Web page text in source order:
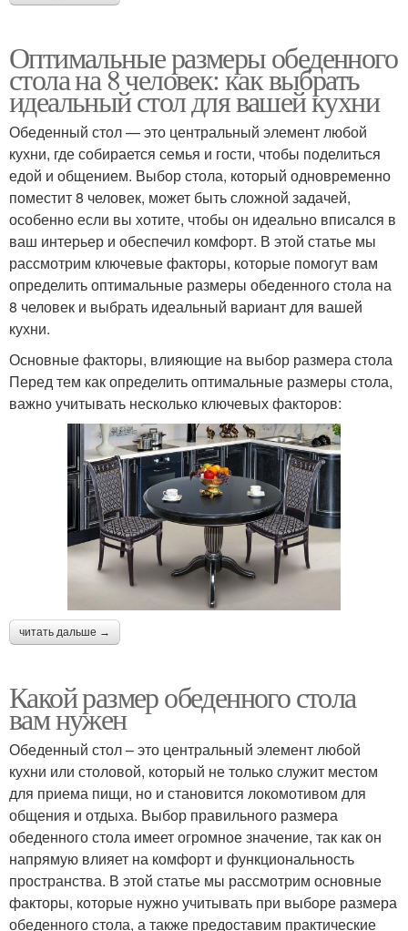
Оптимальные размеры обеденного
стола на 8 человек: как выбрать
идеальный стол для вашей кухни
Обеденный стол — это центральный элемент любой
кухни, где собирается семья и гости, чтобы поделиться
едой и общением. Выбор стола, который одновременно
поместит 8 человек, может быть сложной задачей,
особенно если вы хотите, чтобы он идеально вписался в
ваш интерьер и обеспечил комфорт. В этой статье мы
рассмотрим ключевые факторы, которые помогут вам
определить оптимальные размеры обеденного стола на
8 человек и выбрать идеальный вариант для вашей
кухни.
Основные факторы, влияющие на выбор размера стола
Перед тем как определить оптимальные размеры стола,
важно учитывать несколько ключевых факторов:
читать дальше →
Какой размер обеденного стола
вам нужен
Обеденный стол – это центральный элемент любой
кухни или столовой, который не только служит местом
для приема пищи, но и становится локомотивом для
общения и отдыха. Выбор правильного размера
обеденного стола имеет огромное значение, так как он
напрямую влияет на комфорт и функциональность
пространства. В этой статье мы рассмотрим основные
факторы, которые нужно учитывать при выборе размера
обеденного стола, а также предоставим практические